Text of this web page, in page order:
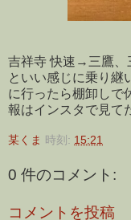
吉祥寺 快速→三鷹
といい感じに乗り継
に行ったら棚卸しで
報はインスタで見て
某くま 時刻: 15:21
0 件のコメント:
コメントを投稿